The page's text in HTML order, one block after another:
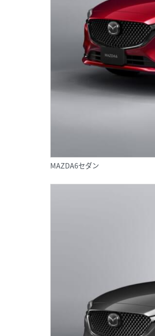
MAZDA6セダン